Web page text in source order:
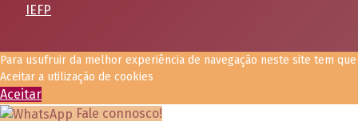
IEFP
Para usufruir da melhor experiência de navegação neste site tem que
Aceitar a utilização de cookies
Aceitar
Fale connosco!